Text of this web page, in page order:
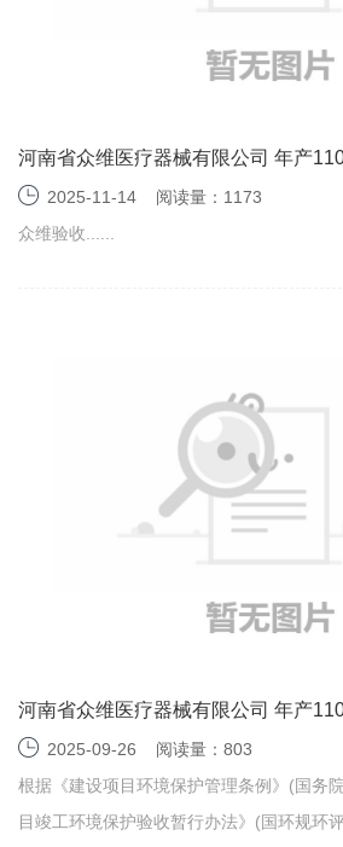
河南省众维医疗器械有限公司 年产
目 竣工环境保护验收监测报告表
2025-11-14
阅读量：1173
众维验收......
河南省众维医疗器械有限公司 年产
目调试时间公示
2025-09-26
阅读量：803
根据《建设项目环境保护管理条例》(国务
目竣工环境保护验收暂行办法》(国环规环